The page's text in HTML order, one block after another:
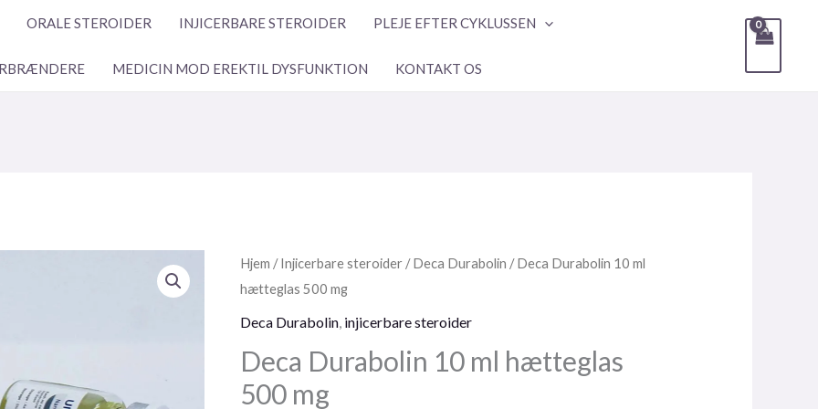
ORALE STEROIDER INJICERBARE STEROIDER PLEJE EFTER CYKLUSSEN
MEDICIN MOD EREKTIL DYSFUNKTION KONTAKT OS
Hjem /Injicerbare steroider /Deca Durabolin / Deca Durabolin 10 ml
hætteglas 500 mg
Deca Durabolin, injicerbare steroider
Deca Durabolin 10 ml hætteglas
500 mg
Deca
Durabolin
500mg
antal